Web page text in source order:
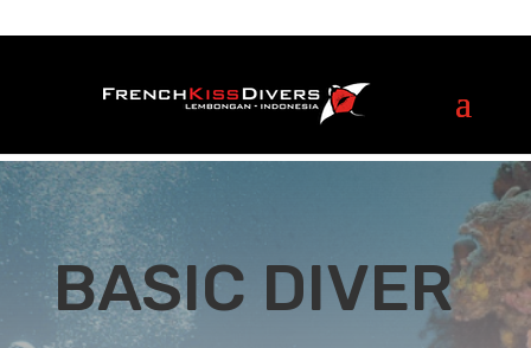
BASIC DIVER